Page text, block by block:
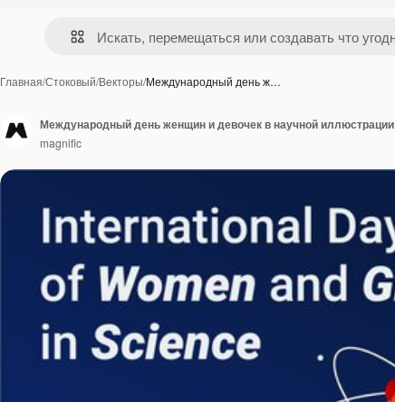
Главная/Стоковый/Векторы/Международный день ж…
Международный день женщин и девочек в научной иллюстрации
magnific